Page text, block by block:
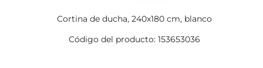
Cortina de ducha, 240x180 cm, blanco
Código del producto: 153653036